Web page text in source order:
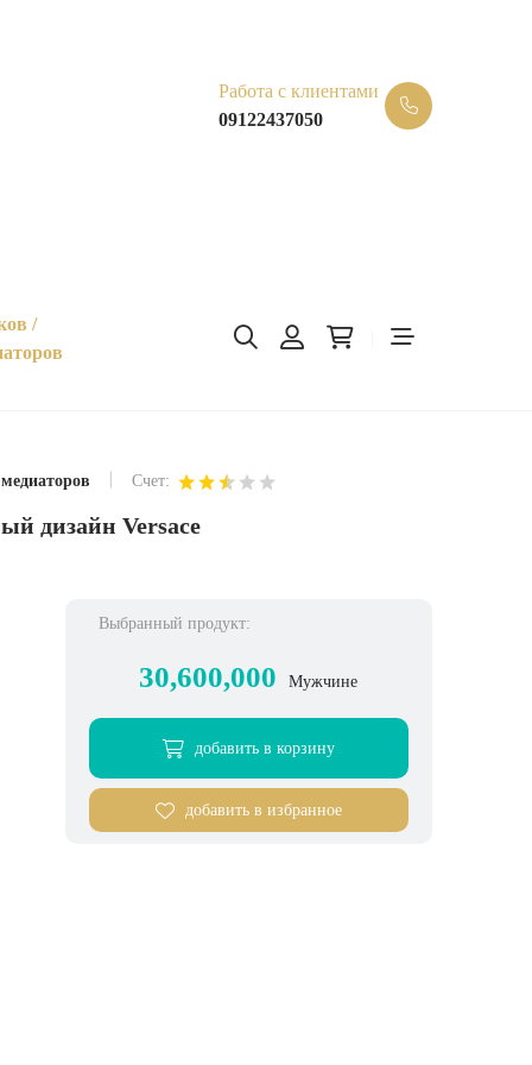
Работа с клиентами
09122437050
/
Счет:
дизайн Versace
Выбранный продукт:
30,600,000 Мужчине
добавить в корзину
добавить в избранное